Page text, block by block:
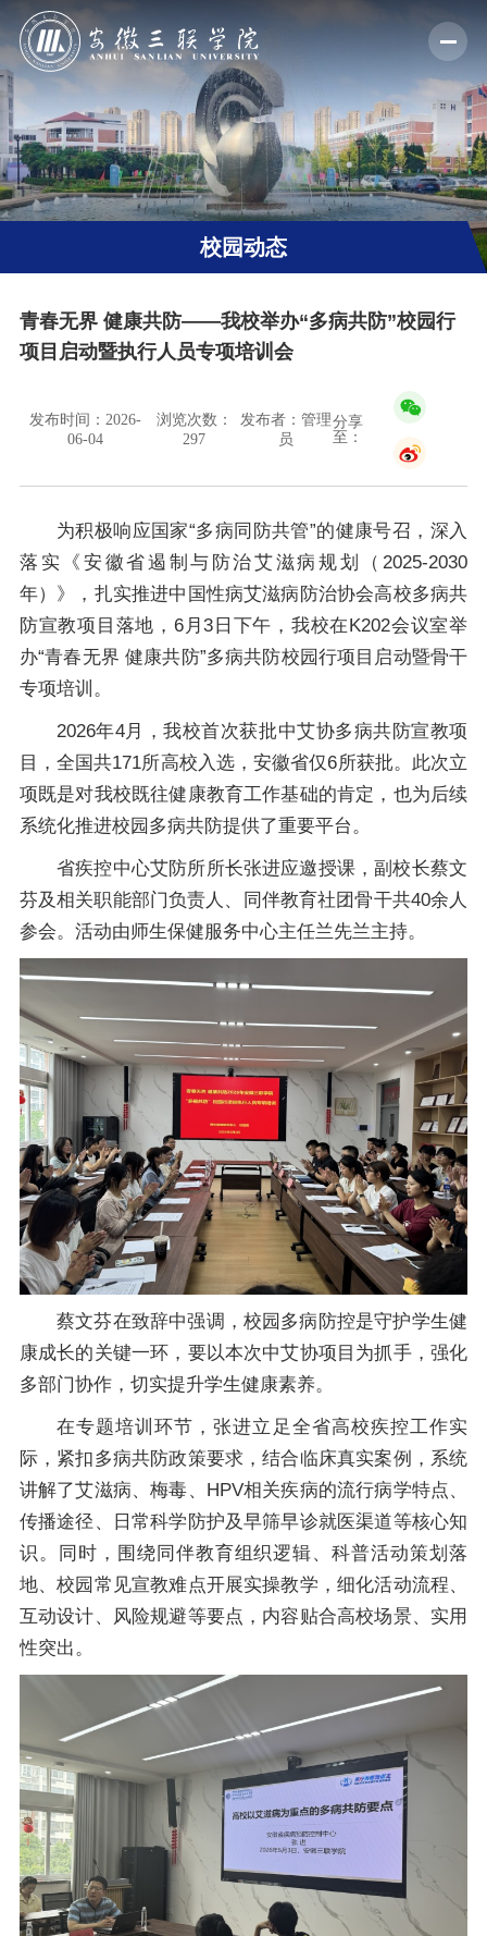
校园动态
青春无界 健康共防——我校举办“多病共防”校园行
项目启动暨执行人员专项培训会
发布时间：2026-
06-04
浏览次数：
297
发布者：管理
员
分享
至：
为积极响应国家“多病同防共管”的健康号召，深入
落实《安徽省遏制与防治艾滋病规划（2025-2030
年）》，扎实推进中国性病艾滋病防治协会高校多病共
防宣教项目落地，6月3日下午，我校在K202会议室举
办“青春无界 健康共防”多病共防校园行项目启动暨骨干
专项培训。
2026年4月，我校首次获批中艾协多病共防宣教项
目，全国共171所高校入选，安徽省仅6所获批。此次立
项既是对我校既往健康教育工作基础的肯定，也为后续
系统化推进校园多病共防提供了重要平台。
省疾控中心艾防所所长张进应邀授课，副校长蔡文
芬及相关职能部门负责人、同伴教育社团骨干共40余人
参会。活动由师生保健服务中心主任兰先兰主持。
蔡文芬在致辞中强调，校园多病防控是守护学生健
康成长的关键一环，要以本次中艾协项目为抓手，强化
多部门协作，切实提升学生健康素养。
在专题培训环节，张进立足全省高校疾控工作实
际，紧扣多病共防政策要求，结合临床真实案例，系统
讲解了艾滋病、梅毒、HPV相关疾病的流行病学特点、
传播途径、日常科学防护及早筛早诊就医渠道等核心知
识。同时，围绕同伴教育组织逻辑、科普活动策划落
地、校园常见宣教难点开展实操教学，细化活动流程、
互动设计、风险规避等要点，内容贴合高校场景、实用
性突出。